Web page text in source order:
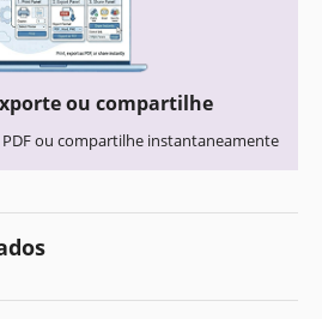
ou compartilhe
ou compartilhe instantaneamente